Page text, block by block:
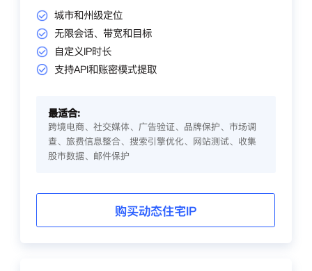
城市和州级定位
无限会话、带宽和目标
自定义IP时长
支持API和账密模式提取
最适合:
跨境电商、社交媒体、广告验证、品牌保护、市场调
查、旅费信息整合、搜索引擎优化、网站测试、收集
股市数据、邮件保护
购买动态住宅IP